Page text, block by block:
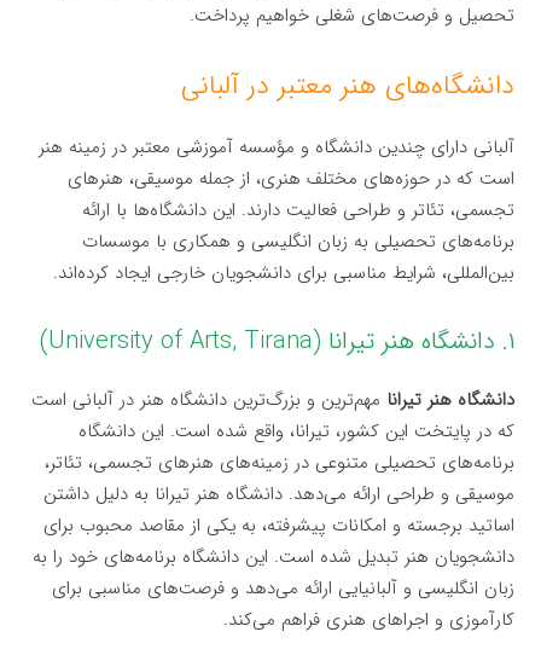
تحصیل و فرصت‌های شغلی خواهیم پرداخت.
دانشگاه‌های هنر معتبر در آلبانی
آلبانی دارای چندین دانشگاه و مؤسسه آموزشی معتبر در زمینه هنر
است که در حوزه‌های مختلف هنری، از جمله موسیقی، هنرهای
تجسمی، تئاتر و طراحی فعالیت دارند. این دانشگاه‌ها با ارائه
برنامه‌های تحصیلی به زبان انگلیسی و همکاری با موسسات
بین‌المللی، شرایط مناسبی برای دانشجویان خارجی ایجاد کرده‌اند.
۱. دانشگاه هنر تیرانا (University of Arts, Tirana)
دانشگاه هنر تیرانا مهم‌ترین و بزرگ‌ترین دانشگاه هنر در آلبانی است
که در پایتخت این کشور، تیرانا، واقع شده است. این دانشگاه
برنامه‌های تحصیلی متنوعی در زمینه‌های هنرهای تجسمی، تئاتر،
موسیقی و طراحی ارائه می‌دهد. دانشگاه هنر تیرانا به دلیل داشتن
اساتید برجسته و امکانات پیشرفته، به یکی از مقاصد محبوب برای
دانشجویان هنر تبدیل شده است. این دانشگاه برنامه‌های خود را به
زبان انگلیسی و آلبانیایی ارائه می‌دهد و فرصت‌های مناسبی برای
کارآموزی و اجراهای هنری فراهم می‌کند.